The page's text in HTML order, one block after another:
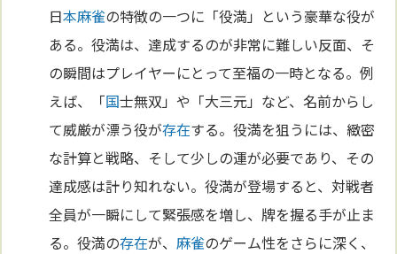
日本麻雀の特徴の一つに「役満」という豪華な役が
ある。役満は、達成するのが非常に難しい反面、そ
の瞬間はプレイヤーにとって至福の一時となる。例
えば、「国士無双」や「大三元」など、名前からし
て威厳が漂う役が存在する。役満を狙うには、緻密
な計算と戦略、そして少しの運が必要であり、その
達成感は計り知れない。役満が登場すると、対戦者
全員が一瞬にして緊張感を増し、牌を握る手が止ま
る。役満の存在が、 麻雀のゲーム性をさらに深く、